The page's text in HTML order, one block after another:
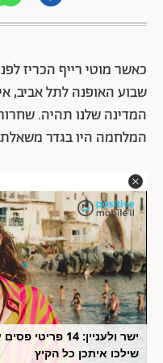
כאשר מוטי רייף הכריז
שבוע האופנה לתל אביב,
המדינה שלנו תהיה.
המלחמה היו בגדר
ישר ולעניין: 14
שילכו איתכן כל הקיץ